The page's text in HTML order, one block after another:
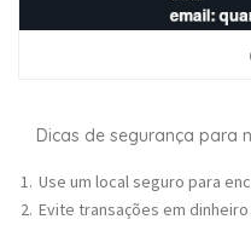
Dicas de segurança para
Use um local seguro para
Evite transações em dinheiro